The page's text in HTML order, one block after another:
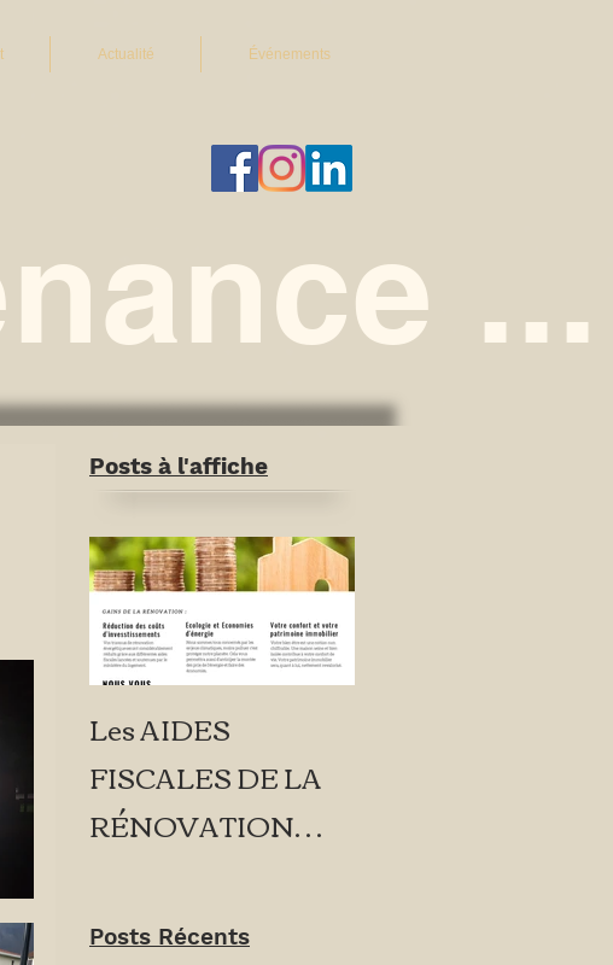
Actualité Événements
...
Posts à l'affiche
Les AIDES
FISCALES DE LA
RÉNOVATION
Posts Récents